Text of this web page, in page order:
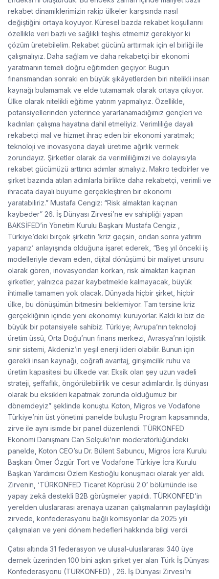
rekabet dinamiklerimizin rakip ülkeler karşısında nasıl
değiştiğini ortaya koyuyor. Küresel bazda rekabet koşullarını
özellikle veri bazlı ve sağlıklı teşhis etmemiz gerekiyor ki
çözüm üretebilelim. Rekabet gücünü arttırmak için el birliği ile
çalışmalıyız. Daha sağlam ve daha rekabetçi bir ekonomi
yaratmanın temeli doğru eğitimden geçiyor. Bugün
finansmandan sonraki en büyük şikâyetlerden biri nitelikli insan
kaynağı bulamamak ve elde tutamamak olarak ortaya çıkıyor.
Ülke olarak nitelikli eğitime yatırım yapmalıyız. Özellikle,
potansiyellerinden yeterince yararlanamadığımız gençleri ve
kadınları çalışma hayatına dahil etmeliyiz. Verimliliğe dayalı
rekabetçi mal ve hizmet ihraç eden bir ekonomi yaratmak;
teknoloji ve inovasyona dayalı üretime ağırlık vermek
zorundayız. Şirketler olarak da verimliliğimizi ve dolayısıyla
rekabet gücümüzü arttırıcı adımlar atmalıyız. Makro tedbirler ve
şirket bazında atılan adımlarla birlikte daha rekabetçi, verimli ve
ihracata dayalı büyüme gerçekleştiren bir ekonomi
yaratabiliriz.” Mustafa Cengiz: “Risk almaktan kaçınan
kaybeder” 26. İş Dünyası Zirvesi’ne ev sahipliği yapan
BAKSİFED’in Yönetim Kurulu Başkanı Mustafa Cengiz ,
Türkiye’deki birçok şirketin ‘kriz geçsin, ondan sonra yatırım
yaparız’ anlayışında olduğuna işaret ederek, “Beş yıl önceki iş
modelleriyle devam eden, dijital dönüşümü bir maliyet unsuru
olarak gören, inovasyondan korkan, risk almaktan kaçınan
şirketler, yalnızca pazar kaybetmekle kalmayacak, büyük
ihtimalle tamamen yok olacak. Dünyada hiçbir şirket, hiçbir
ülke, bu dönüşümün bitmesini beklemiyor. Tam tersine kriz
gerçekliğinin içinde yeni ekonomiyi kuruyorlar. Kaldı ki biz de
büyük bir potansiyele sahibiz. Türkiye; Avrupa’nın teknoloji
üretim üssü, Orta Doğu’nun finans merkezi, Avrasya’nın lojistik
sinir sistemi, Akdeniz’in yeşil enerji lideri olabilir. Bunun için
gerekli insan kaynağı, coğrafi avantaj, girişimcilik ruhu ve
üretim kapasitesi bu ülkede var. Eksik olan şey uzun vadeli
strateji, şeffaflık, öngörülebilirlik ve cesur adımlardır. İş dünyası
olarak bu eksikleri kapatmak zorunda olduğumuz bir
dönemdeyiz” şeklinde konuştu. Koton, Migros ve Vodafone
Türkiye’nin üst yönetimi panelde buluştu Program kapsamında,
zirve ile aynı isimde bir panel düzenlendi. TÜRKONFED
Ekonomi Danışmanı Can Selçuki’nin moderatörlüğündeki
panelde, Koton CEO’su Dr. Bülent Sabuncu, Migros İcra Kurulu
Başkanı Ömer Özgür Tort ve Vodafone Türkiye İcra Kurulu
Başkan Yardımcısı Özlem Kestioğlu konuşmacı olarak yer aldı.
Zirvenin, ‘TÜRKONFED Ticaret Köprüsü 2.0’ bölümünde ise
yapay zekâ destekli B2B görüşmeler yapıldı. TÜRKONFED’in
yerelden uluslararası arenaya uzanan çalışmalarının paylaşıldığı
zirvede, konfederasyonu bağlı komisyonlar da 2025 yılı
çalışmaları ve yeni dönem hedefleri hakkında bilgi verdi.
Çatısı altında 31 federasyon ve ulusal-uluslararası 340 üye
dernek üzerinden 100 bini aşkın şirket yer alan Türk İş Dünyası
Konfederasyonu (TÜRKONFED) , 26. İş Dünyası Zirvesi’ni